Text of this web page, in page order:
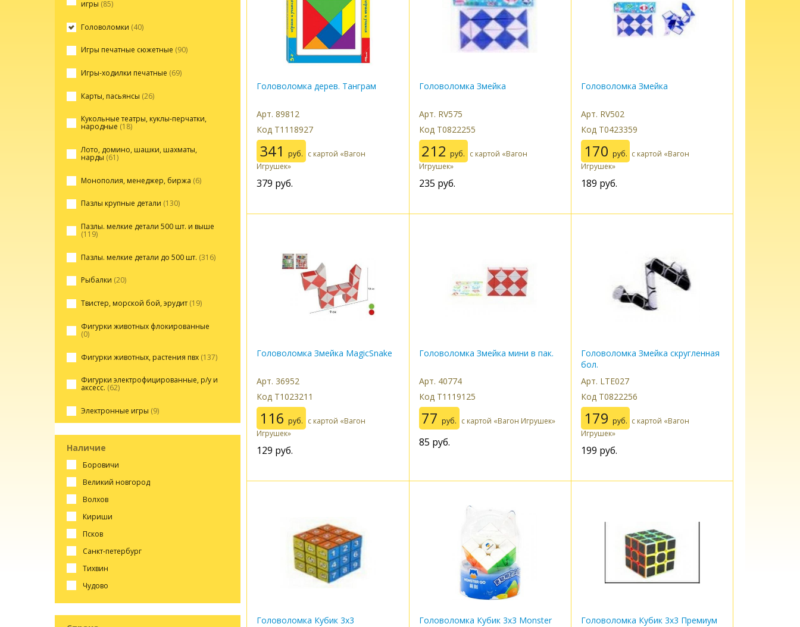
игры (85)
Головоломки (40)
Игры печатные сюжетные (90)
Игры-ходилки печатные (69)
Карты, пасьянсы (26)
Кукольные театры, куклы-перчатки,
народные (18)
Лото, домино, шашки, шахматы,
нарды(61)
Монополия, менеджер, биржа (6)
Пазлы крупные детали (130)
Пазлы. мелкие детали 500 шт. и выше
(119)
Пазлы. мелкие детали до 500 шт. (316)
Рыбалки (20)
Твистер, морской бой, эрудит (19)
Фигурки животных флокированные
(0)
Фигурки животных, растения пвх (137)
Фигурки электрофицированные, р/у и
аксесс. (62)
Электронные игры (9)
Наличие
боровичи
великий новгород
волхов
кириши
псков
санкт-петербург
тихвин
чудово
Головоломка дерев. Танграм
Арт. 89812
Код Т1118927
341 руб. с картой «Вагон
Игрушек»
379 руб.
Головоломка Змейка
Арт. RV575
Код Т0822255
212 руб. с картой «Вагон
Игрушек»
235 руб.
Головоломка Змейка
Арт. RV502
Код Т0423359
170 руб. с картой «Вагон
Игрушек»
189 руб.
Головоломка Змейка MagicSnake
Арт. 36952
Код Т1023211
116 руб. с картой «Вагон
Игрушек»
129 руб.
Головоломка Змейка мини в пак.
Арт. 40774
Код Т1119125
77 руб. с картой «Вагон Игрушек»
85 руб.
Головоломка Змейка скругленная
бол.
Арт. LTE027
Код Т0822256
179 руб. с картой «Вагон
Игрушек»
199 руб.
Головоломка Кубик 3х3
Головоломка Кубик 3х3 Monster
Головоломка Кубик 3х3 Премиум